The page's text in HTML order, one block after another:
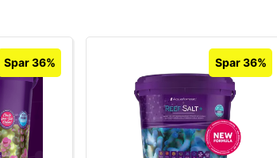
Spar 36% Spar 36%